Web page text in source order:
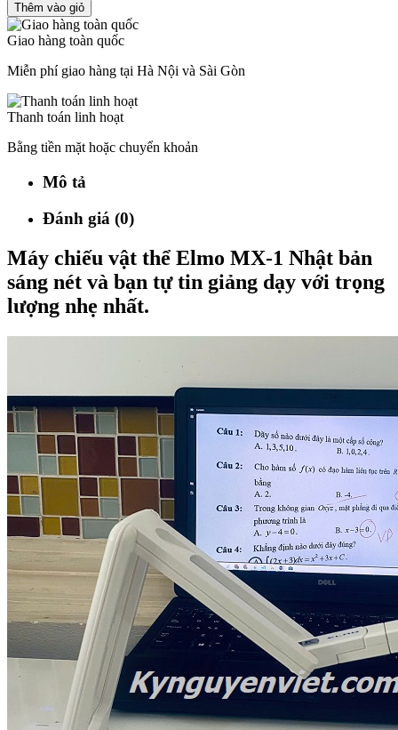
Thêm vào giỏ
Giao hàng toàn quốc
Miễn phí giao hàng tại Hà Nội và Sài Gòn
Thanh toán linh hoạt
Bằng tiền mặt hoặc chuyển khoản
Mô tả
Đánh giá (0)
Máy chiếu vật thể Elmo MX-1 Nhật bản
sáng nét và bạn tự tin giảng dạy với trọng
lượng nhẹ nhất.